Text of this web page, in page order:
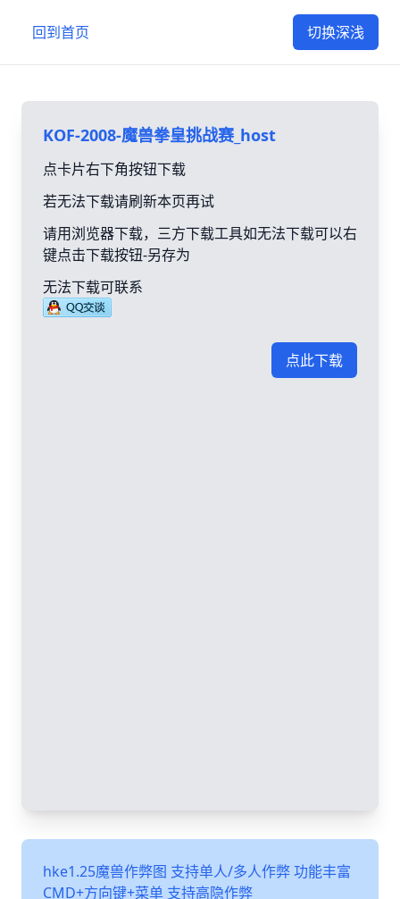
回到首页 切换深浅
KOF-2008-魔兽拳皇挑战赛_host
点卡片右下角按钮下载
若无法下载请刷新本页再试
请用浏览器下载，三方下载工具如无法下载可以右
键点击下载按钮-另存为
无法下载可联系
点此下载
hke1.25魔兽作弊图 支持单人/多人作弊 功能丰富
CMD+方向键+菜单 支持高隐作弊